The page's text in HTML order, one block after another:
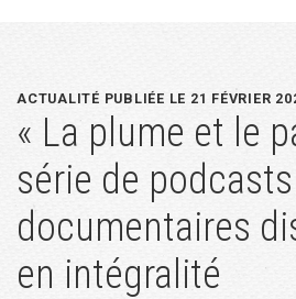
ACTUALITÉ PUBLIÉE LE 21 FÉVRIER
« La plume et le
série de podcasts
documentaires
en intégralité